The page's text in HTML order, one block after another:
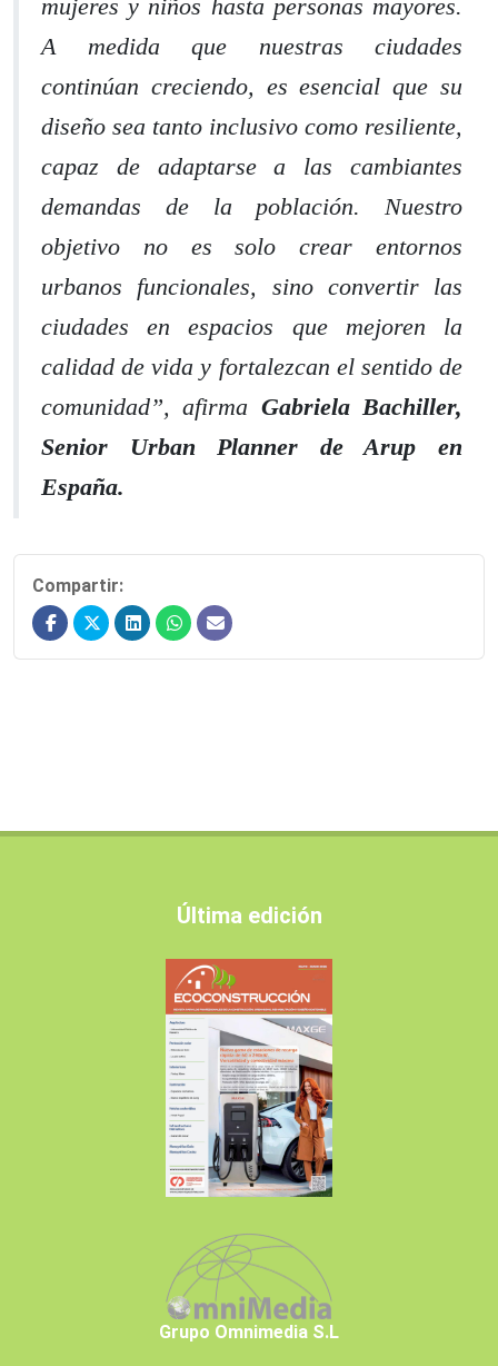
mujeres y niños hasta personas mayores.
A medida que nuestras ciudades
continúan creciendo, es esencial que su
diseño sea tanto inclusivo como resiliente,
capaz de adaptarse a las cambiantes
demandas de la población. Nuestro
objetivo no es solo crear entornos
urbanos funcionales, sino convertir las
ciudades en espacios que mejoren la
calidad de vida y fortalezcan el sentido de
comunidad”, afirma Gabriela Bachiller,
Senior Urban Planner de Arup en
España.
Compartir:
Última edición
Grupo Omnimedia S.L